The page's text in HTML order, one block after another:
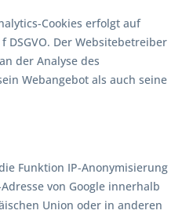
Cookies erfolgt auf
DSGVO. Der Websitebetreiber
der Analyse des
Webangebot als auch seine
Funktion IP-Anonymisierung
von Google innerhalb
Union oder in anderen